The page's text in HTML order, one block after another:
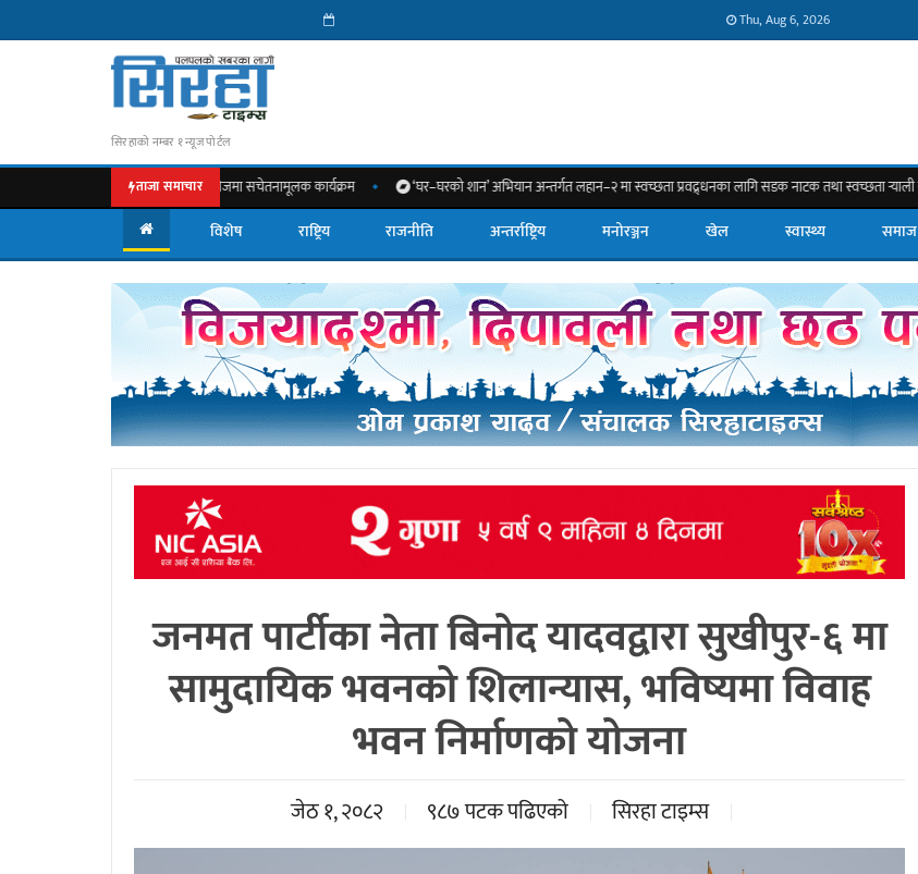
Thu, Aug 6, 2026
सिरहाको नम्बर १ न्यूज पोर्टल
ताजा समाचार
नेशनल मेडिकल कलेजमा सचेतनामूलक कार्यक्रम ‘घर–घरको शान’ अभियान अन्तर्गत लहान–२ मा स्वच्छता प्रवद्र्धनका लागि सडक नाटक तथा स्वच्छता र्‍याली सम्पन्न
विशेष राष्ट्रिय राजनीति अन्तर्राष्ट्रिय मनोरञ्जन खेल स्वास्थ्य समाज
जनमत पार्टीका नेता बिनोद यादवद्वारा सुखीपुर-६ मा
सामुदायिक भवनको शिलान्यास, भविष्यमा विवाह
भवन निर्माणको योजना
जेठ १, २०८२ ९८७ पटक पढिएको सिरहा टाइम्स